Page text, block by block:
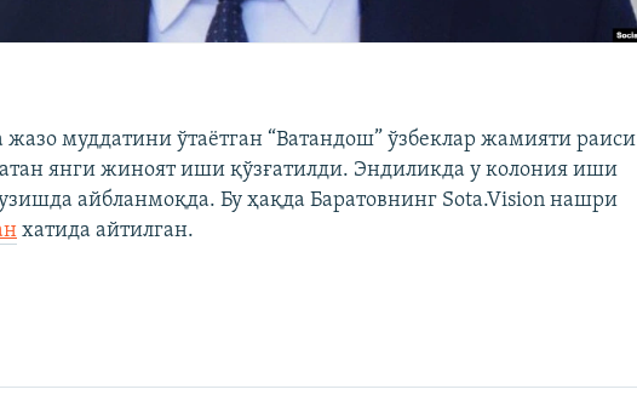
жазо муддатини ўтаётган “Ватандош” ўзбеклар жамияти раиси
янги жиноят иши қўзғатилди. Эндиликда у колония иши
айбланмоқда. Бу ҳақда Баратовнинг Sota.Vision нашри
хатида айтилган.